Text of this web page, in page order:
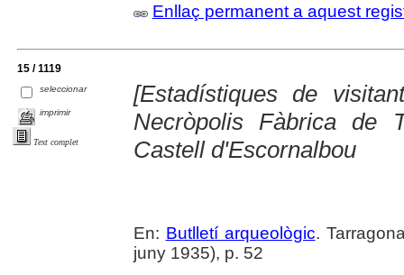
Enllaç permanent a aquest
15 / 1119
seleccionar
imprimir
Text complet
[Estadístiques de
Necròpolis Fàbrica de
Castell d'Escornalbou
En: Butlletí arqueològic.
juny 1935), p. 52